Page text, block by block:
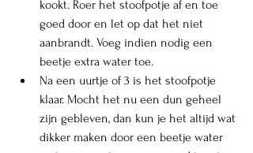
kookt. Roer het stoofpotje af en toe
goed door en let op dat het niet
aanbrandt. Voeg indien nodig een
beetje extra water toe.
Na een uurtje of 3 is het stoofpotje
klaar. Mocht het nu een dun geheel
zijn gebleven, dan kun je het altijd wat
dikker maken door een beetje water